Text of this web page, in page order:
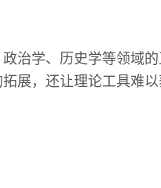
治学、历史学等领域的
展，还让理论工具难以